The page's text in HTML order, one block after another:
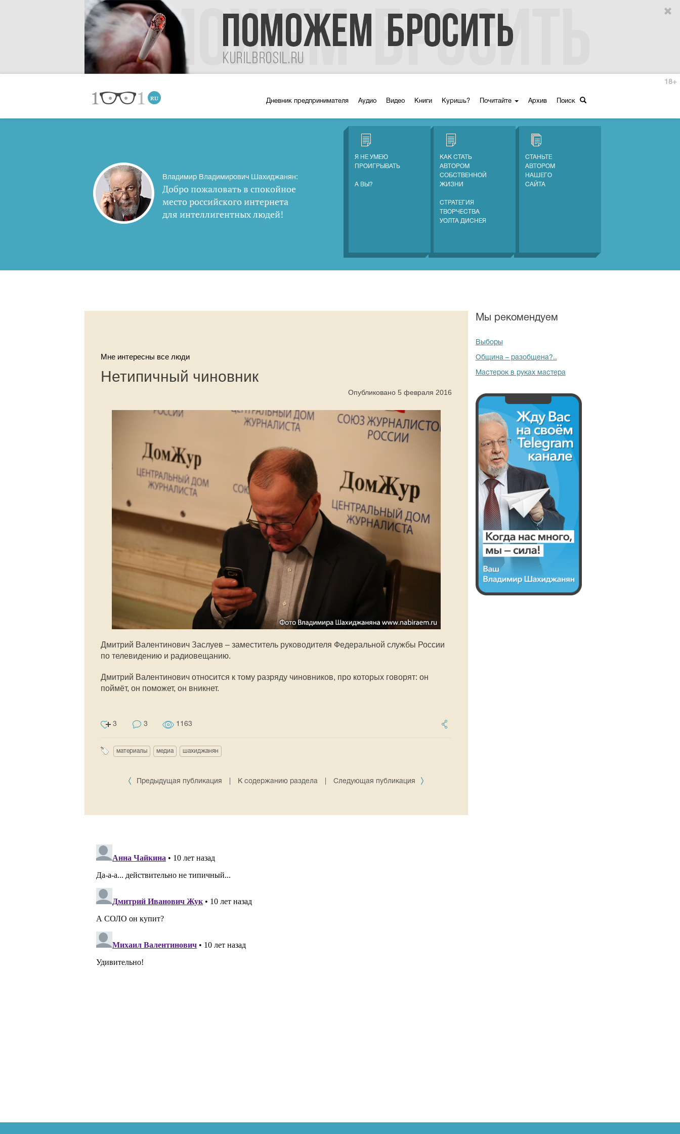
Дневник предпринимателя Аудио Видео Книги Куришь? Почитайте Архив Поиск
18+
Владимир Владимирович Шахиджанян:
Добро пожаловать в спокойное
место российского интернета
для интеллигентных людей!
Я НЕ УМЕЮ
ПРОИГРЫВАТЬ
А ВЫ?
КАК СТАТЬ
АВТОРОМ
СОБСТВЕННОЙ
ЖИЗНИ
СТРАТЕГИЯ
ТВОРЧЕСТВА
УОЛТА ДИСНЕЯ
СТАНЬТЕ
АВТОРОМ
НАШЕГО
САЙТА
Мне интересны все люди
Нетипичный чиновник
Опубликовано 5 февраля 2016
Дмитрий Валентинович Заслуев – заместитель руководителя Федеральной службы России
по телевидению и радиовещанию.
Дмитрий Валентинович относится к тому разряду чиновников, про которых говорят: он
поймёт, он поможет, он вникнет.
3 3 1163
материалы медиа шахиджанян
Предыдущая публикация К содержанию раздела Следующая публикация
Мы рекомендуем
Выборы
Община – разобщена?..
Мастерок в руках мастера